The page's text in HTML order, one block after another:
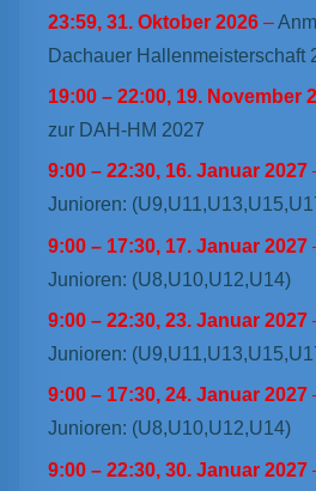
23:59, 31. Oktober 2026 –
Dachauer Hallenmeisterschaft
19:00 – 22:00, 19. November
zur DAH-HM 2027
9:00 – 22:30, 16. Januar 2027
Junioren:
9:00 – 17:30, 17. Januar 2027
Junioren: (U8,U10,U12,U14)
9:00 – 22:30, 23. Januar 2027
Junioren:
9:00 – 17:30, 24. Januar 2027
Junioren: (U8,U10,U12,U14)
9:00 – 22:30, 30. Januar 2027